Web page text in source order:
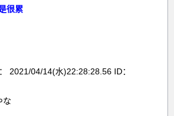
很累
2021/04/14(水)22:28:28.56 ID：
な